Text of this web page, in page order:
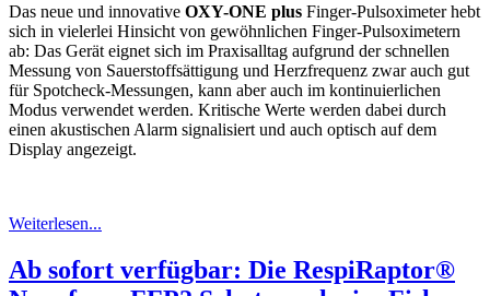
Das neue und innovative OXY-ONE plus Finger-Pulsoximeter hebt
sich in vielerlei Hinsicht von gewöhnlichen Finger-Pulsoximetern
ab: Das Gerät eignet sich im Praxisalltag aufgrund der schnellen
Messung von Sauerstoffsättigung und Herzfrequenz zwar auch gut
für Spotcheck-Messungen, kann aber auch im kontinuierlichen
Modus verwendet werden. Kritische Werte werden dabei durch
einen akustischen Alarm signalisiert und auch optisch auf dem
Display angezeigt.
Weiterlesen...
Ab sofort verfügbar: Die RespiRaptor®